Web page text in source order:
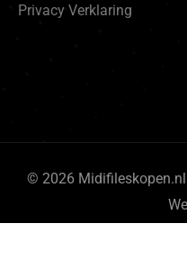
Privacy Verklaring
© 2026